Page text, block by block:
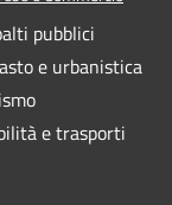
pubblici
e urbanistica
e trasporti